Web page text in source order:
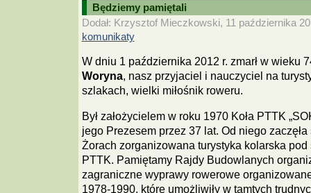
Będziemy pamiętali
Dodał: Krzysztof Mieczkowski, 11 października
komunikaty
W dniu 1 października 2012 r. zmarł w wieku
Woryna, nasz przyjaciel i nauczyciel na
szlakach, wielki miłośnik roweru.
Był założycielem w roku 1970 Koła PTTK
jego Prezesem przez 37 lat. Od niego zaczęła
Żorach zorganizowana turystyka kolarska pod
PTTK. Pamiętamy Rajdy Budowlanych
zagraniczne wyprawy rowerowe
1978-1990, które umożliwiły w tamtych